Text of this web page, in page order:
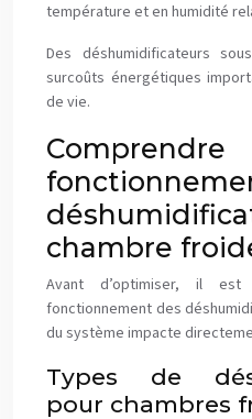
température et en humidité
Des déshumidificateurs
surcoûts énergétiques
de vie.
chambre
Avant d’optimiser, il
fonctionnement des
du système impacte
Types de
pour chambres